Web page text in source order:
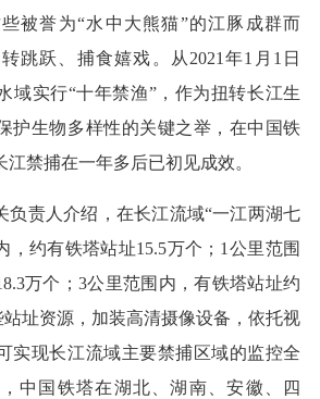
被誉为“水中大熊猫”的江豚成群而
跳跃、捕食嬉戏。从2021年1月1日
域实行“十年禁渔”，作为扭转长江生
护生物多样性的关键之举，在中国铁
禁捕在一年多后已初见成效。
负责人介绍，在长江流域“一江两湖七
，约有铁塔站址15.5万个；1公里范围
万个；3公里范围内，有铁塔站址约
站址资源，加装高清摄像设备，依托视
实现长江流域主要禁捕区域的监控全
中国铁塔在湖北、湖南、安徽、四